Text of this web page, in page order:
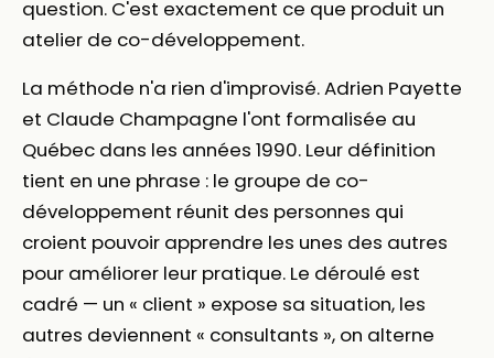
question. C'est exactement ce que produit un
atelier de co-développement.
La méthode n'a rien d'improvisé. Adrien Payette
et Claude Champagne l'ont formalisée au
Québec dans les années 1990. Leur définition
tient en une phrase : le groupe de co-
développement réunit des personnes qui
croient pouvoir apprendre les unes des autres
pour améliorer leur pratique. Le déroulé est
cadré — un « client » expose sa situation, les
autres deviennent « consultants », on alterne